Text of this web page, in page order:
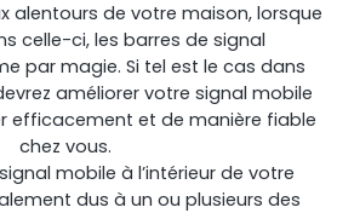
d’installation en ligne
alentours de votre maison, lorsque
celle-ci, les barres de signal
par magie. Si tel est le cas dans
améliorer votre signal mobile
efficacement et de manière fiable
chez vous.
mobile à l’intérieur de votre
dus à un ou plusieurs des